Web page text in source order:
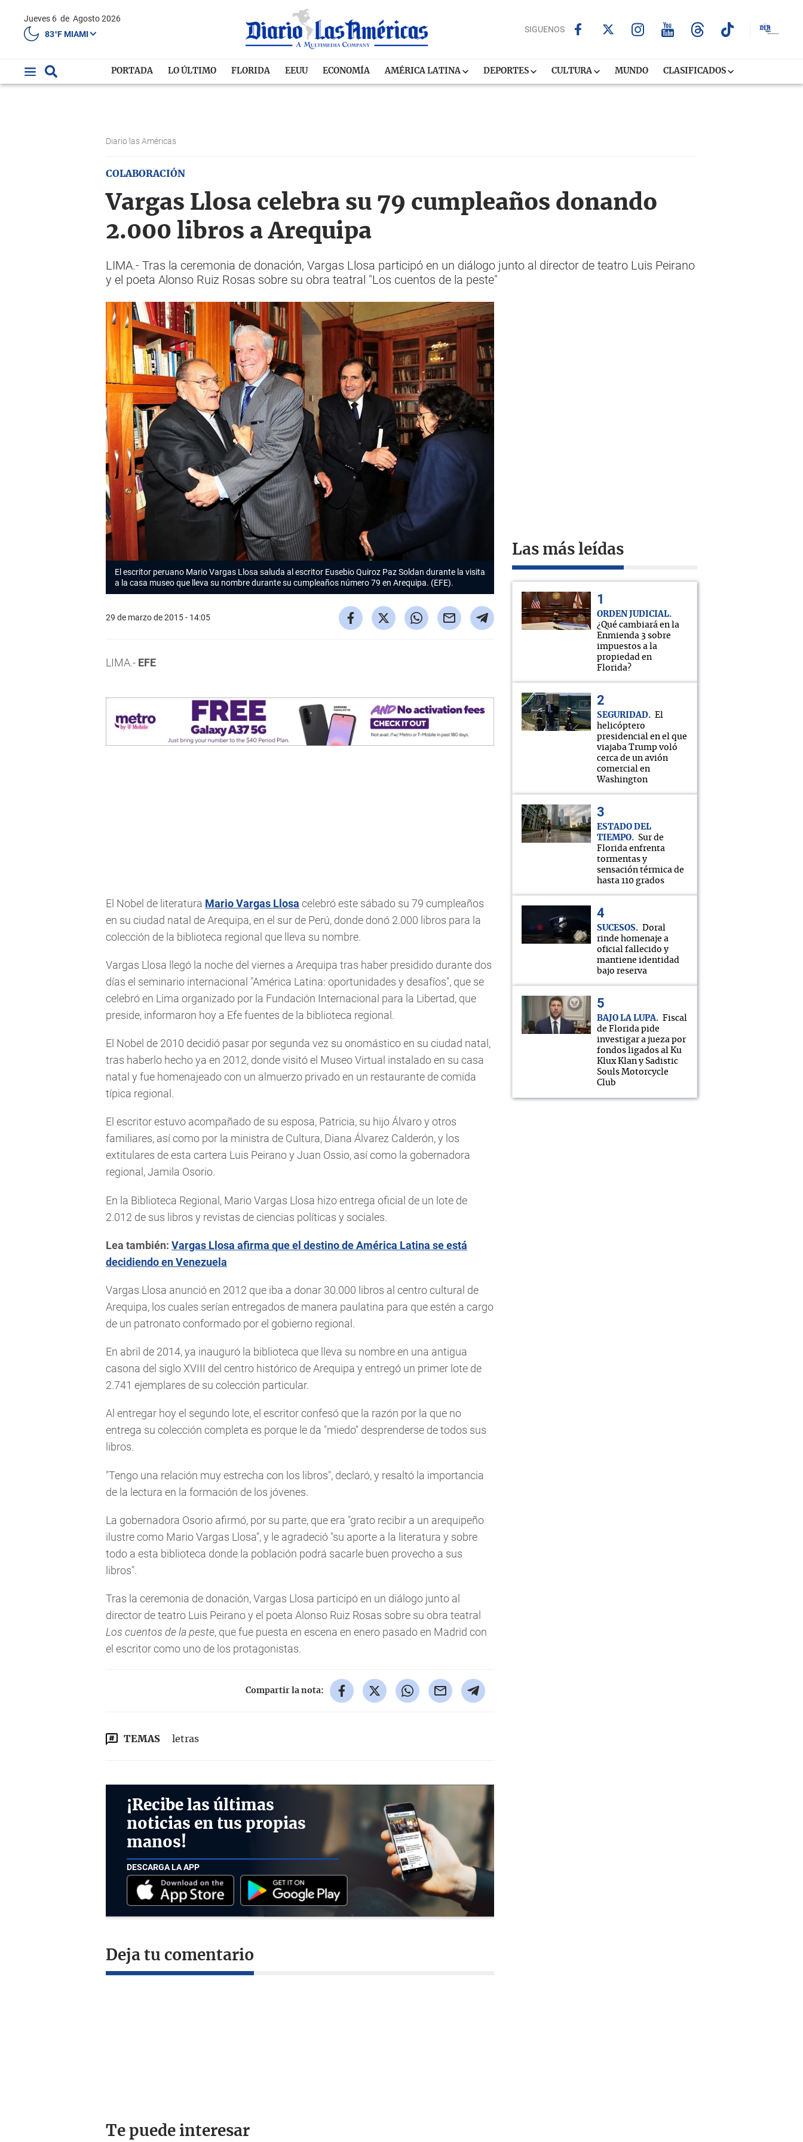
Jueves 6 de Agosto 2026
83°F MIAMI
SIGUENOS
PORTADA LO ÚLTIMO FLORIDA EEUU ECONOMÍA AMÉRICA LATINA DEPORTES CULTURA MUNDO CLASIFICADOS
Diario las Américas
COLABORACIÓN
Vargas Llosa celebra su 79 cumpleaños donando
2.000 libros a Arequipa
LIMA.- Tras la ceremonia de donación, Vargas Llosa participó en un diálogo junto al director de teatro Luis Peirano
y el poeta Alonso Ruiz Rosas sobre su obra teatral "Los cuentos de la peste"
El escritor peruano Mario Vargas Llosa saluda al escritor Eusebio Quiroz Paz Soldan durante la visita
a la casa museo que lleva su nombre durante su cumpleaños número 79 en Arequipa. (EFE).
29 de marzo de 2015 - 14:05
LIMA.- EFE
El Nobel de literatura Mario Vargas Llosa celebró este sábado su 79 cumpleaños
en su ciudad natal de Arequipa, en el sur de Perú, donde donó 2.000 libros para la
colección de la biblioteca regional que lleva su nombre.
Vargas Llosa llegó la noche del viernes a Arequipa tras haber presidido durante dos
días el seminario internacional "América Latina: oportunidades y desafíos", que se
celebró en Lima organizado por la Fundación Internacional para la Libertad, que
preside, informaron hoy a Efe fuentes de la biblioteca regional.
El Nobel de 2010 decidió pasar por segunda vez su onomástico en su ciudad natal,
tras haberlo hecho ya en 2012, donde visitó el Museo Virtual instalado en su casa
natal y fue homenajeado con un almuerzo privado en un restaurante de comida
típica regional.
El escritor estuvo acompañado de su esposa, Patricia, su hijo Álvaro y otros
familiares, así como por la ministra de Cultura, Diana Álvarez Calderón, y los
extitulares de esta cartera Luis Peirano y Juan Ossio, así como la gobernadora
regional, Jamila Osorio.
En la Biblioteca Regional, Mario Vargas Llosa hizo entrega oficial de un lote de
2.012 de sus libros y revistas de ciencias políticas y sociales.
Lea también: Vargas Llosa afirma que el destino de América Latina se está
decidiendo en Venezuela
Vargas Llosa anunció en 2012 que iba a donar 30.000 libros al centro cultural de
Arequipa, los cuales serían entregados de manera paulatina para que estén a cargo
de un patronato conformado por el gobierno regional.
En abril de 2014, ya inauguró la biblioteca que lleva su nombre en una antigua
casona del siglo XVIII del centro histórico de Arequipa y entregó un primer lote de
2.741 ejemplares de su colección particular.
Al entregar hoy el segundo lote, el escritor confesó que la razón por la que no
entrega su colección completa es porque le da "miedo" desprenderse de todos sus
libros.
"Tengo una relación muy estrecha con los libros", declaró, y resaltó la importancia
de la lectura en la formación de los jóvenes.
La gobernadora Osorio afirmó, por su parte, que era "grato recibir a un arequipeño
ilustre como Mario Vargas Llosa", y le agradeció "su aporte a la literatura y sobre
todo a esta biblioteca donde la población podrá sacarle buen provecho a sus
libros".
Tras la ceremonia de donación, Vargas Llosa participó en un diálogo junto al
director de teatro Luis Peirano y el poeta Alonso Ruiz Rosas sobre su obra teatral
Los cuentos de la peste, que fue puesta en escena en enero pasado en Madrid con
el escritor como uno de los protagonistas.
Compartir la nota:
TEMAS letras
¡Recibe las últimas
noticias en tus propias
manos!
DESCARGA LA APP
Deja tu comentario
Las más leídas
ORDEN JUDICIAL
¿Qué cambiará en la
Enmienda 3 sobre
impuestos a la
propiedad en
Florida?
SEGURIDAD
El
helicóptero
presidencial en el que
viajaba Trump voló
cerca de un avión
comercial en
Washington
ESTADO DEL
TIEMPO
Sur de
Florida enfrenta
tormentas y
sensación térmica de
hasta 110 grados
SUCESOS
Doral
rinde homenaje a
oficial fallecido y
mantiene identidad
bajo reserva
BAJO LA LUPA
Fiscal
de Florida pide
investigar a jueza por
fondos ligados al Ku
Klux Klan y Sadistic
Souls Motorcycle
Club
Te puede interesar